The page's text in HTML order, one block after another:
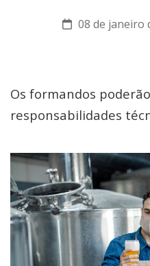
08 de janeiro
Os formandos
responsabilidades